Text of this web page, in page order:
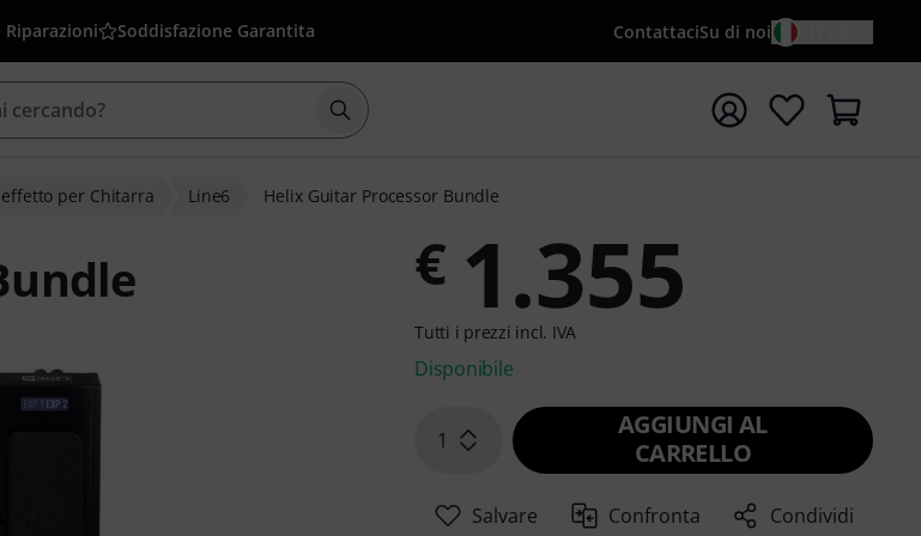
Riparazioni Soddisfazione Garantita ContattaciSu di noi
Avviare la ricerca con il termine di ricerca {searchTerm}
per Chitarra Line6 Helix Guitar Processor Bundle
€ 1.355
Tutti i prezzi incl. IVA
Disponibile
1
AGGIUNGI AL
CARRELLO
Salvare Confronta Condividi